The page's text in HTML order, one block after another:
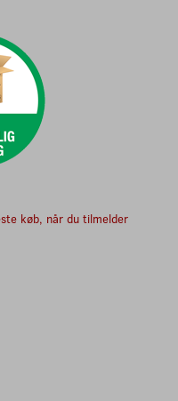
køb, når du tilmelder